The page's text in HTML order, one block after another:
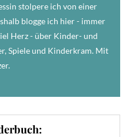
stolpere ich von einer
blogge ich hier - immer
Herz - über Kinder- und
Spiele und Kinderkram. Mit